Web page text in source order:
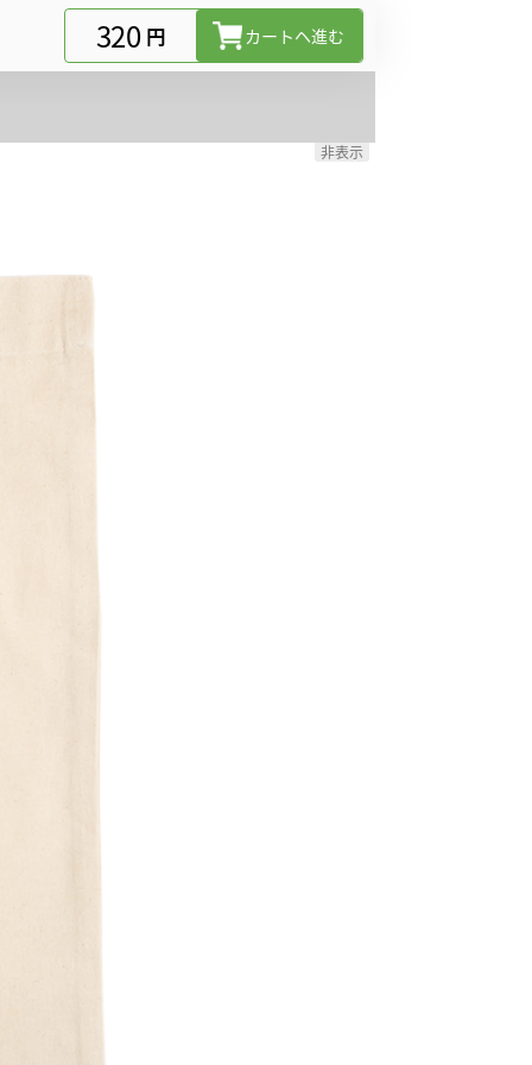
320 円 カートヘ進む
非表示